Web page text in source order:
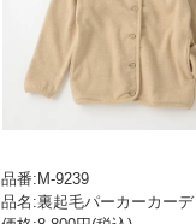
品番:M-9239
品名:裏起毛パーカーカーデ